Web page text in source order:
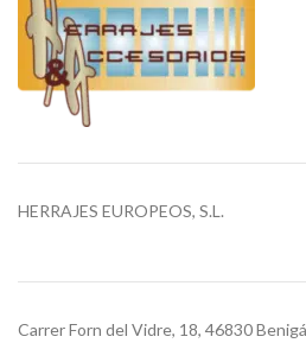
HERRAJES EUROPEOS, S.L.
Carrer Forn del Vidre, 18, 46830